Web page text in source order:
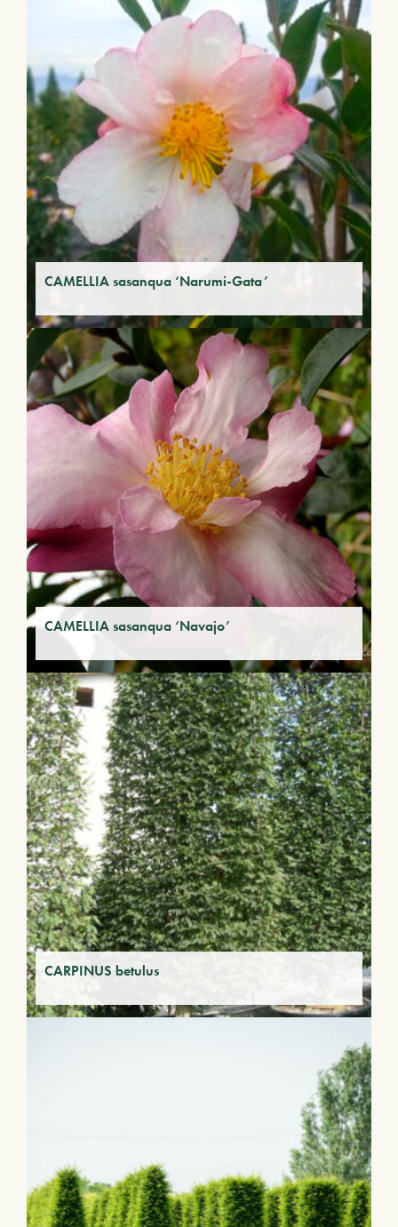
CAMELLIA sasanqua ‘Narumi-Gata’
CAMELLIA sasanqua ‘Navajo’
CARPINUS betulus